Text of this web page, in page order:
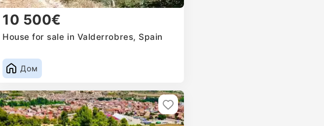
10 500€
House for sale in Valderrobres, Spain
Дом